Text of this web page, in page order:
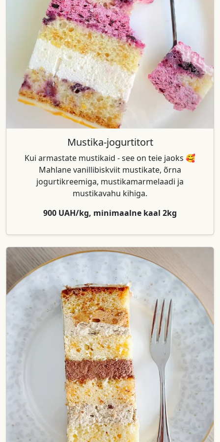
Mustika-jogurtitort
Kui armastate mustikaid - see on teie jaoks 🥰
Mahlane vanillibiskviit mustikate, õrna
jogurtikreemiga, mustikamarmelaadi ja
mustikavahu kihiga.
900 UAH/kg, minimaalne kaal 2kg